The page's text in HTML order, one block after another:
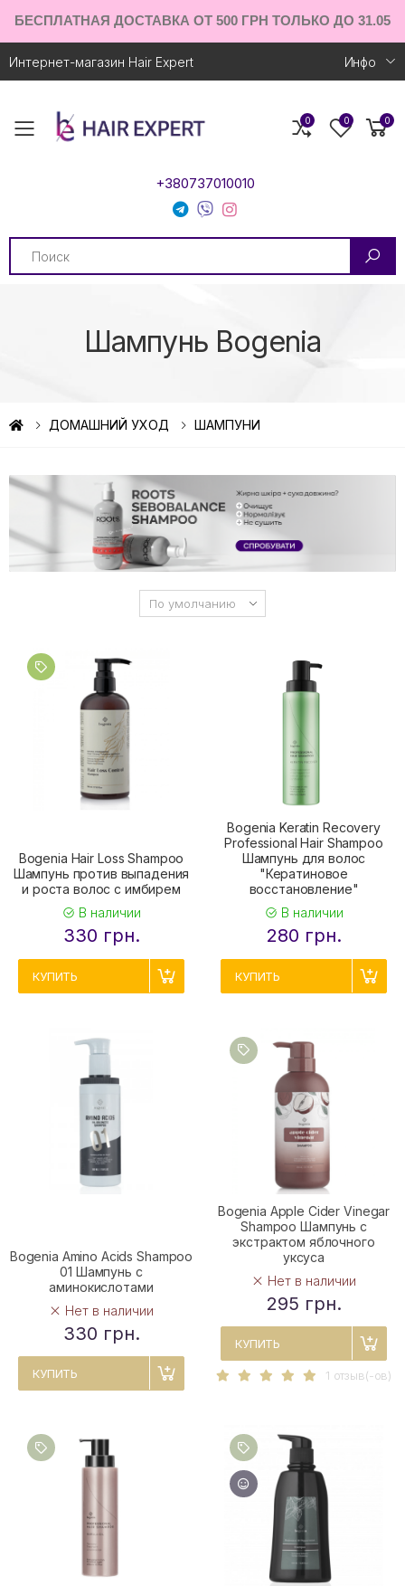
БЕСПЛАТНАЯ ДОСТАВКА ОТ 500 ГРН ТОЛЬКО ДО 31.05
Интернет-магазин Hair Expert Инфо
Toggle mobile menu
+380737010010
Search
0 0 0
Шампунь Bogenia
ДОМАШНИЙ УХОД ШАМПУНИ
Bogenia Hair Loss Shampoo
Шампунь против выпадения
и роста волос с имбирем
В наличии
330 грн.
КУПИТЬ
Bogenia Keratin Recovery
Professional Hair Shampoo
Шампунь для волос
"Кератиновое
восстановление"
В наличии
280 грн.
КУПИТЬ
Bogenia Amino Acids Shampoo
01 Шампунь с
аминокислотами
Нет в наличии
330 грн.
КУПИТЬ
Bogenia Apple Cider Vinegar
Shampoo Шампунь с
экстрактом яблочного
уксуса
Нет в наличии
295 грн.
КУПИТЬ
1 отзыв(-ов)